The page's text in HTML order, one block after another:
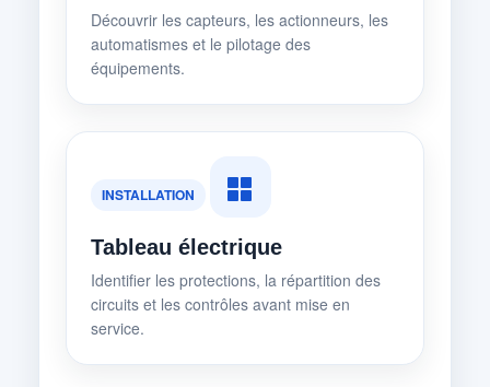
Découvrir les capteurs, les actionneurs, les
automatismes et le pilotage des
équipements.
INSTALLATION
Tableau électrique
Identifier les protections, la répartition des
circuits et les contrôles avant mise en
service.